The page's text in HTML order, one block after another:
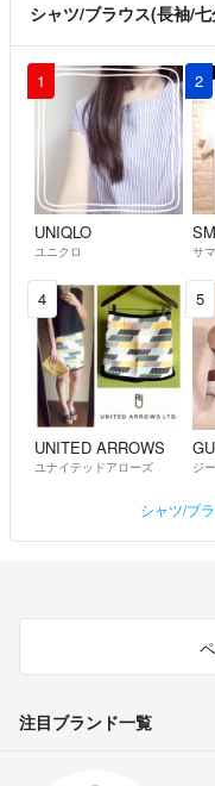
シャツ/ブラウス(長袖/
1
UNIQLO
ユニクロ
2
サ
4
UNITED ARROWS
ユナイテッドアローズ
5
GU
ジ
シャツ/ブ
注目ブランド一覧